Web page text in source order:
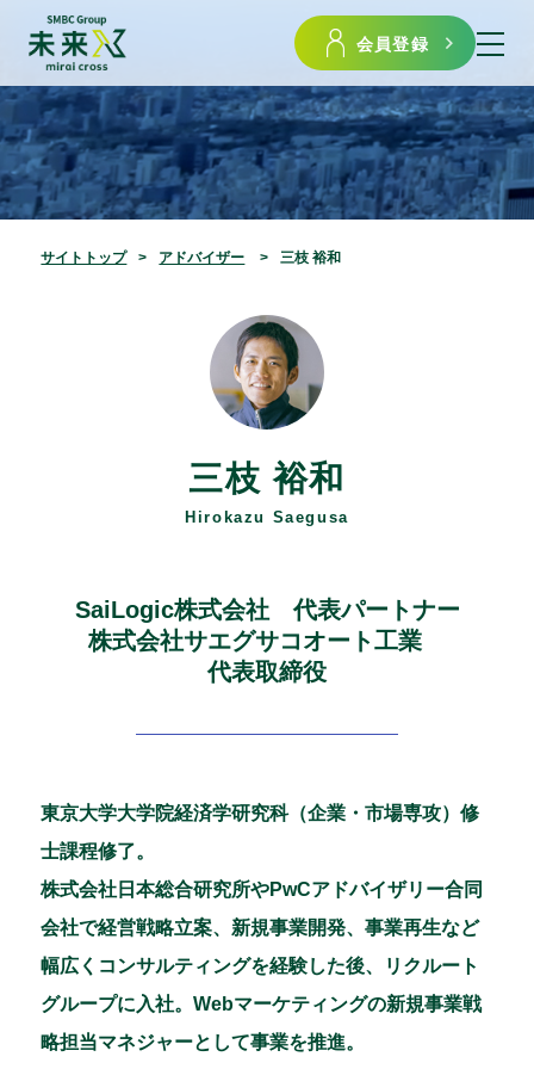
会員登録
サイトトップ アドバイザー 三枝 裕和
三枝 裕和
Hirokazu Saegusa
SaiLogic株式会社 代表パートナー
株式会社サエグサコオート工業
代表取締役
東京大学大学院経済学研究科（企業・市場専攻）修
士課程修了。
株式会社日本総合研究所やPwCアドバイザリー合同
会社で経営戦略立案、新規事業開発、事業再生など
幅広くコンサルティングを経験した後、リクルート
グループに入社。Webマーケティングの新規事業戦
略担当マネジャーとして事業を推進。